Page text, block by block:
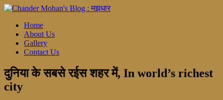
Home
About Us
Gallery
Contact Us
दुनिया के सबसे रईस शहर में, In world’s richest
city